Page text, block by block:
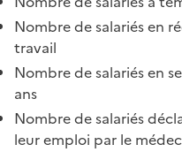
Nombre de salariés en
travail
Nombre de salariés en
ans
Nombre de salariés
leur emploi par le